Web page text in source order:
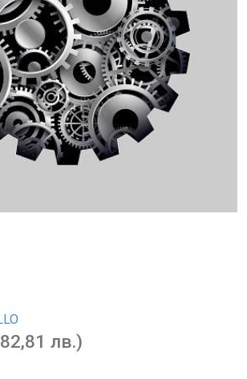
лв.)